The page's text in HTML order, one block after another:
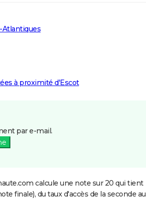
Atlantiques
à proximité d'Escot
par e-mail.
calcule une note sur 20 qui tient
finale), du taux d'accès de la seconde au